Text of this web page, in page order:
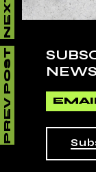
PREV POST Your email
are marked*